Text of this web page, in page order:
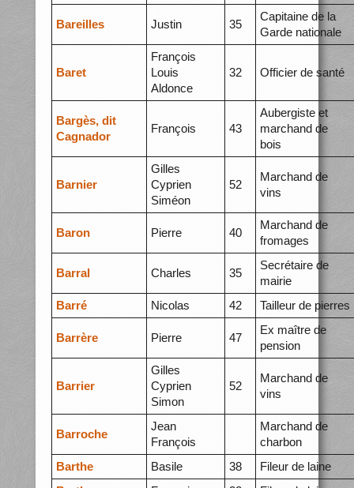
Bareilles Justin 35
Capitaine de la
Garde nationale
Baret
François
Louis
Aldonce
32 Officier de santé
Bargès, dit
Cagnador
François 43
Aubergiste et
marchand de
bois
Barnier
Gilles
Cyprien
Siméon
52
Marchand de
vins
Baron Pierre 40
Marchand de
fromages
Barral Charles 35
Secrétaire de
mairie
Barré
Nicolas 42 Tailleur de pierres
Barrère Pierre 47
Ex maître de
pension
Barrier
Gilles
Cyprien
Simon
52
Marchand de
vins
Barroche
Jean
François
Marchand de
charbon
Barthe
Basile 38
Fileur de laine